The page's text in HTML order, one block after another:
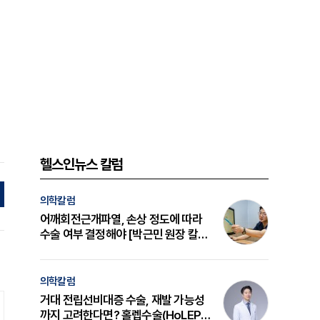
헬스인뉴스 칼럼
의학칼럼
어깨회전근개파열, 손상 정도에 따라
수술 여부 결정해야 [박근민 원장 칼
의학칼럼
거대 전립선비대증 수술, 재발 가능성
까지 고려한다면? 홀렙수술(HoLEP)